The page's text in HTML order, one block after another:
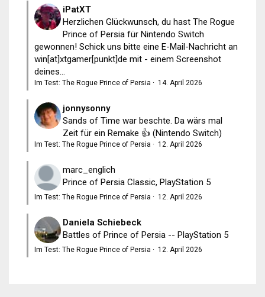
iPatXT
Herzlichen Glückwunsch, du hast The Rogue
Prince of Persia für Nintendo Switch
gewonnen! Schick uns bitte eine E-Mail-Nachricht an
win[at]xtgamer[punkt]de mit - einem Screenshot
deines...
Im Test: The Rogue Prince of Persia · 14. April 2026
jonnysonny
Sands of Time war beschte. Da wärs mal
Zeit für ein Remake 👍 (Nintendo Switch)
Im Test: The Rogue Prince of Persia · 12. April 2026
marc_englich
Prince of Persia Classic, PlayStation 5
Im Test: The Rogue Prince of Persia · 12. April 2026
Daniela Schiebeck
Battles of Prince of Persia -- PlayStation 5
Im Test: The Rogue Prince of Persia · 12. April 2026